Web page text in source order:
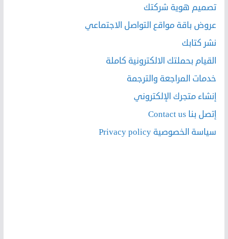
تصميم هوية شركتك
عروض باقة مواقع التواصل الاجتماعي
نشر كتابك
القيام بحملتك الالكترونية كاملة
خدمات المراجعة والترجمة
إنشاء متجرك الإلكتروني
إتصل بنا Contact us
سياسة الخصوصية Privacy policy